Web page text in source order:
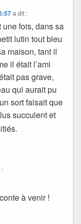
a dit :
fois, dans sa
lutin tout bleu
maison, tant il
il était l’ami
pas grave,
qui aurait pu
sort faisait que
succulent et
:
à venir !